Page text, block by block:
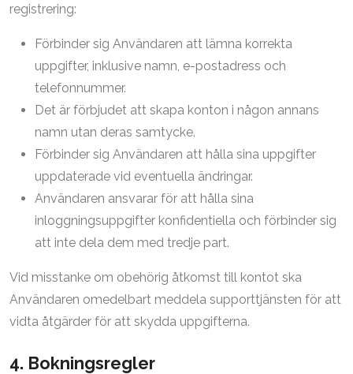
registrering:
Förbinder sig Användaren att lämna korrekta
uppgifter, inklusive namn, e-postadress och
telefonnummer.
Det är förbjudet att skapa konton i någon annans
namn utan deras samtycke.
Förbinder sig Användaren att hålla sina uppgifter
uppdaterade vid eventuella ändringar.
Användaren ansvarar för att hålla sina
inloggningsuppgifter konfidentiella och förbinder sig
att inte dela dem med tredje part.
Vid misstanke om obehörig åtkomst till kontot ska
Användaren omedelbart meddela supporttjänsten för att
vidta åtgärder för att skydda uppgifterna.
4. Bokningsregler